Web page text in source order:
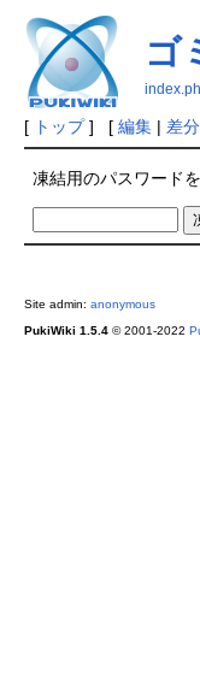
ゴ
[ トップ] [ 編集| 差分
凍結用のパスワード
Site admin: anonymous
PukiWiki 1.5.4© 2001-2022